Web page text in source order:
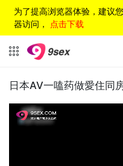
为了提高浏览器体验，建议
器访问， 点击下载
日本AV一嗑药做愛住同